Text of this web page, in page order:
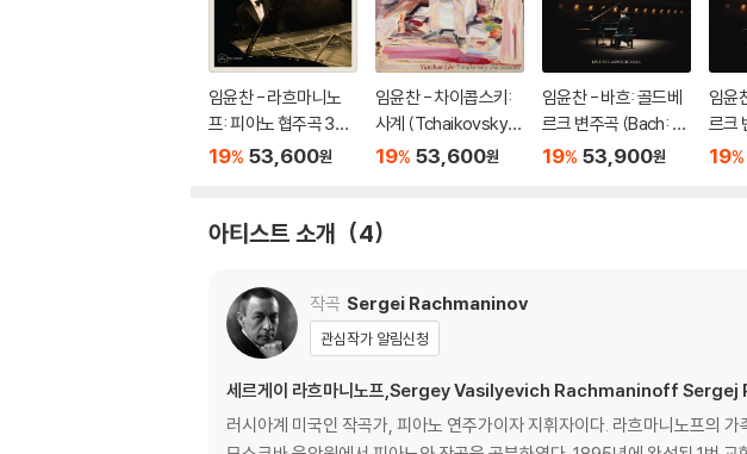
임윤찬 - 라흐마니노
프: 피아노 협주곡 3번
[반 클라이번 콩쿠르 실
Op.30)
19% 53,600원
임윤찬 - 차이콥스키:
사계 (Tchaikovsky:
The Seasons, Op. 3
19% 53,600원
임윤찬 - 바흐: 골드베
르크 변주곡 (Bach: G
oldberg Variations)
19% 53,900원
임윤
르크
19%
아티스트 소개 4
작곡 Sergei Rachmaninov
관심작가 알림신청
세르게이 라흐마니노프,Sergey Vasilyevich Rachmaninoff
러시아계 미국인 작곡가, 피아노 연주가이자 지휘자이다. 라흐마니노프의